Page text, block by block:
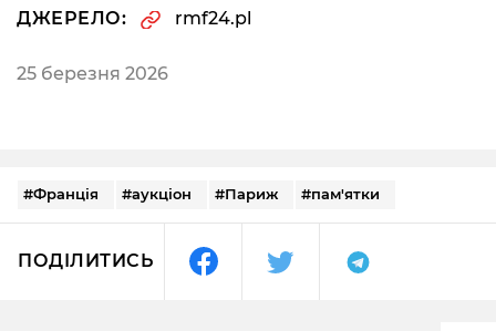
ДЖЕРЕЛО: rmf24.pl
25 березня 2026
#Франція #аукціон #Париж #пам'ятки
ПОДІЛИТИСЬ